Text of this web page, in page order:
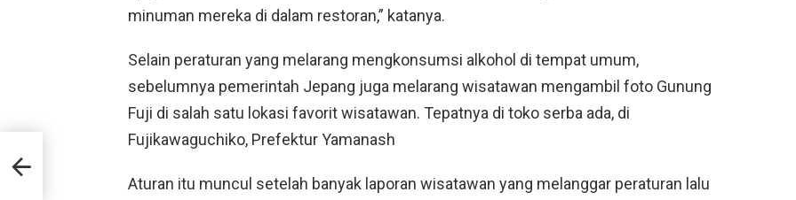
minuman mereka di dalam restoran,” katanya.
Selain peraturan yang melarang mengkonsumsi alkohol di tempat umum,
sebelumnya pemerintah Jepang juga melarang wisatawan mengambil foto Gunung
Fuji di salah satu lokasi favorit wisatawan. Tepatnya di toko serba ada, di
Fujikawaguchiko, Prefektur Yamanash
Aturan itu muncul setelah banyak laporan wisatawan yang melanggar peraturan lalu